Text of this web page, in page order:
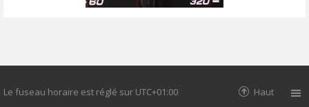
Le fuseau horaire est réglé sur UTC+01:00 Haut